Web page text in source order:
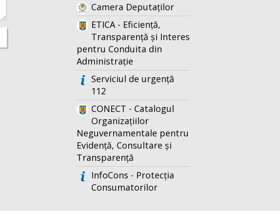
Camera Deputaților
ETICA - Eficiență,
Transparență și Interes
pentru Conduita din
Administrație
Serviciul de urgență
112
CONECT - Catalogul
Organizațiilor
Neguvernamentale pentru
Evidență, Consultare și
Transparență
InfoCons - Protecția
Consumatorilor